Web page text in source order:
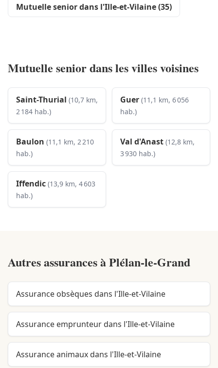
Mutuelle senior dans l'Ille-et-Vilaine (35)
Mutuelle senior dans les villes voisines
Saint-Thurial (10,7 km,
2 184 hab.)
Guer (11,1 km, 6 056
hab.)
Baulon (11,1 km, 2 210
hab.)
Val d'Anast (12,8 km,
3 930 hab.)
Iffendic (13,9 km, 4 603
hab.)
Autres assurances àPlélan-le-Grand
Assurance obsèques dans l'Ille-et-Vilaine
Assurance emprunteur dans l'Ille-et-Vilaine
Assurance animaux dans l'Ille-et-Vilaine